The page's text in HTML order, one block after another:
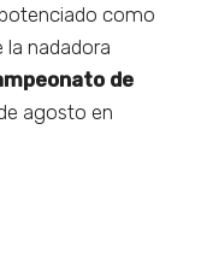
como
la nadadora
de
agosto en